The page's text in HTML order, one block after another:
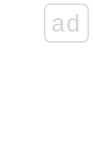
องศา - ดอก
คริสต์มาส ดอก
คีรีมาศ
ad